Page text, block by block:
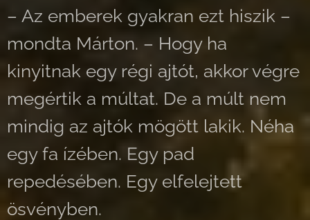
– Az emberek gyakran ezt hiszik –
mondta Márton. – Hogy ha
kinyitnak egy régi ajtót, akkor végre
megértik a múltat. De a múlt nem
mindig az ajtók mögött lakik. Néha
egy fa ízében. Egy pad
repedésében. Egy elfelejtett
ösvényben.